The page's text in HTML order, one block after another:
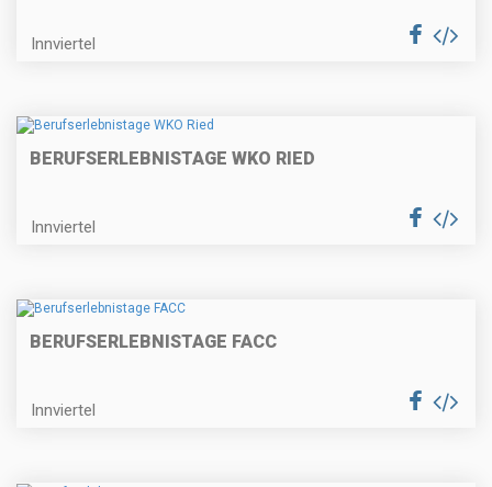
Innviertel
BERUFSERLEBNISTAGE WKO RIED
Innviertel
BERUFSERLEBNISTAGE FACC
Innviertel